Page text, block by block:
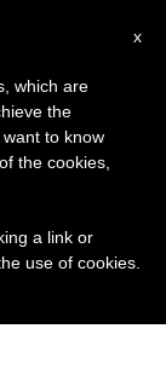
x
which are
the
to know
the cookies,
a link or
use of cookies.